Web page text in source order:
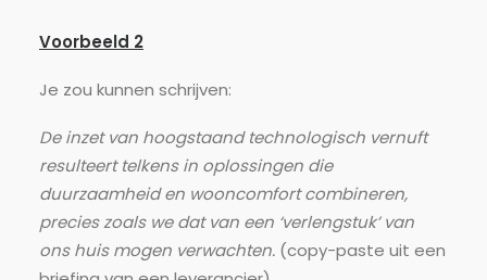
Voorbeeld 2
Je zou kunnen schrijven:
De inzet van hoogstaand technologisch vernuft
resulteert telkens in oplossingen die
duurzaamheid en wooncomfort combineren,
precies zoals we dat van een ‘verlengstuk’ van
ons huis mogen verwachten. (copy-paste uit een